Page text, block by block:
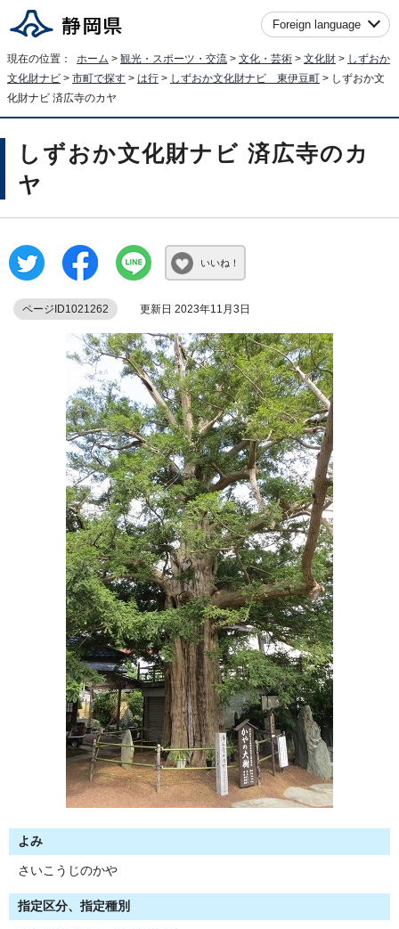
Foreign language
現在の位置： ホーム > 観光・スポーツ・交流 > 文化・芸術 > 文化財 > しずおか
文化財ナビ > 市町で探す > は行 > しずおか文化財ナビ 東伊豆町 > しずおか文
化財ナビ 済広寺のカヤ
しずおか文化財ナビ 済広寺のカ
ヤ
いいね！
ページID1021262 更新日 2023年11月3日
よみ
さいこうじのかや
指定区分、指定種別